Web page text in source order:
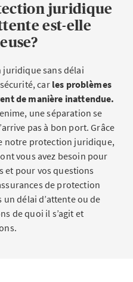
juridique
est-elle
juridique sans délai
car les problèmes
de manière inattendue.
une séparation se
pas à bon port. Grâce
notre protection juridique,
vous avez besoin pour
et pour vos questions
de protection
délai d’attente ou de
de quoi il s’agit et